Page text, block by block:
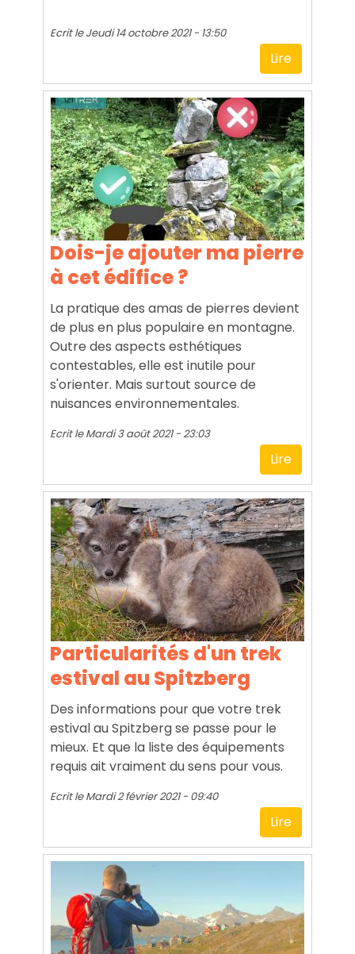
Ecrit leJeudi 14 octobre 2021 - 13:50
Lire
Dois-je ajouter ma pierre
à cet édifice ?
La pratique des amas de pierres devient
de plus en plus populaire en montagne.
Outre des aspects esthétiques
contestables, elle est inutile pour
s'orienter. Mais surtout source de
nuisances environnementales.
Ecrit leMardi 3 août 2021 - 23:03
Lire
Particularités d'un trek
estival au Spitzberg
Des informations pour que votre trek
estival au Spitzberg se passe pour le
mieux. Et que la liste des équipements
requis ait vraiment du sens pour vous.
Ecrit leMardi 2 février 2021 - 09:40
Lire